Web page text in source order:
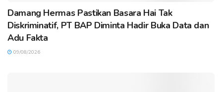
Damang Hermas Pastikan Basara Hai Tak
Diskriminatif, PT BAP Diminta Hadir Buka Data dan
Adu Fakta
09/08/2026